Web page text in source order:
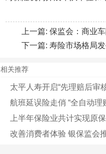
上一篇: 保监会：商业
下一篇: 寿险市场格局
相关推荐
太平人寿开启“先理赔后审
航班延误险走俏 “全自动理
上半年保险业共计实现原
改善消费者体验 银保监会